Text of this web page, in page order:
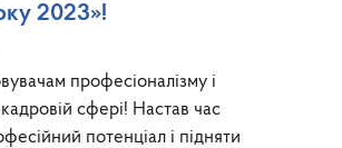
2023»!
професіоналізму і
сфері! Настав час
потенціал і підняти